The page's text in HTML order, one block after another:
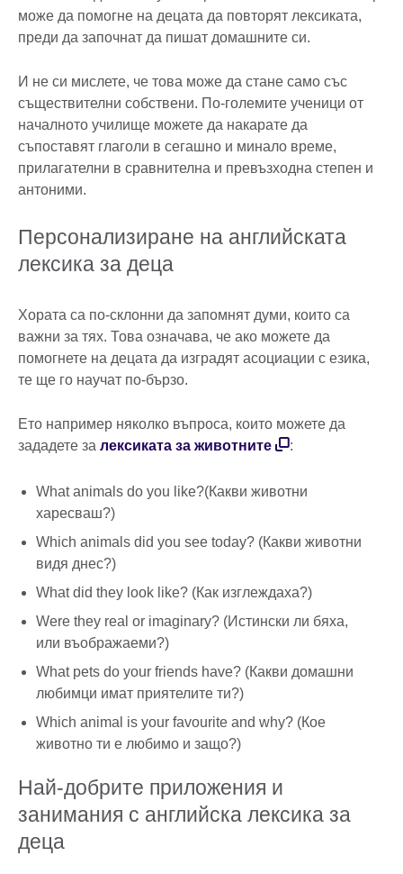
може да помогне на децата да повторят лексиката,
преди да започнат да пишат домашните си.
И не си мислете, че това може да стане само със
съществителни собствени. По-големите ученици от
началното училище можете да накарате да
съпоставят глаголи в сегашно и минало време,
прилагателни в сравнителна и превъзходна степен и
антоними.
Персонализиране на английската
лексика за деца
Хората са по-склонни да запомнят думи, които са
важни за тях. Това означава, че ако можете да
помогнете на децата да изградят асоциации с езика,
те ще го научат по-бързо.
Ето например няколко въпроса, които можете да
зададете за лексиката за животните :
What animals do you like?(Какви животни
харесваш?)
Which animals did you see today? (Какви животни
видя днес?)
What did they look like? (Как изглеждаха?)
Were they real or imaginary? (Истински ли бяха,
или въображаеми?)
What pets do your friends have? (Какви домашни
любимци имат приятелите ти?)
Which animal is your favourite and why? (Кое
животно ти е любимо и защо?)
Най-добрите приложения и
занимания с английска лексика за
деца